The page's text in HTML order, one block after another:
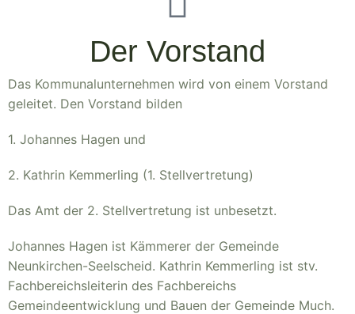
Der Vorstand
Das Kommunalunternehmen wird von einem Vorstand
geleitet. Den Vorstand bilden
1. Johannes Hagen und
2. Kathrin Kemmerling (1. Stellvertretung)
Das Amt der 2. Stellvertretung ist unbesetzt.
Johannes Hagen ist Kämmerer der Gemeinde
Neunkirchen-Seelscheid. Kathrin Kemmerling ist stv.
Fachbereichsleiterin des Fachbereichs
Gemeindeentwicklung und Bauen der Gemeinde Much.